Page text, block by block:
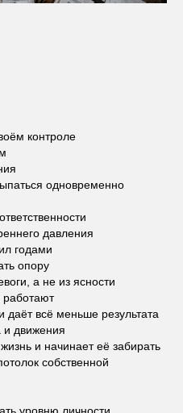
контроле
одновременно
давления
годами
опору
а не из ясности
работают
даёт всё меньше результата
движения
и начинает её забирать
собственной